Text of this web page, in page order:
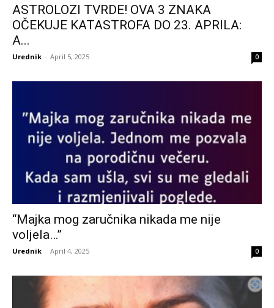
ASTROLOZI TVRDE! OVA 3 ZNAKA
OČEKUJE KATASTROFA DO 23. APRILA:
A...
Urednik - April 5, 2025 0
“Majka mog zaručnika nikada me nije
voljela…”
Urednik - April 4, 2025 0